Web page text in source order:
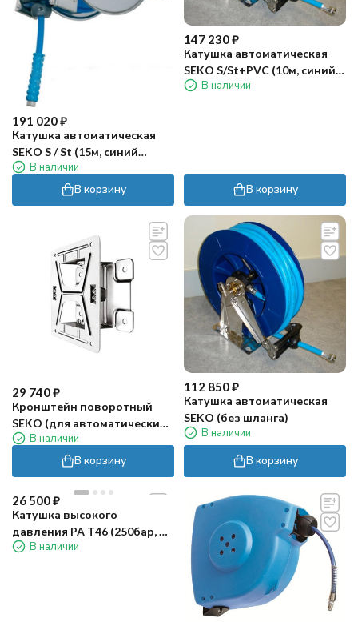
191 020₽
Катушка автоматическая
SEKO S / St (15м, синий
шланг)
В наличии
В корзину
147 230₽
Катушка автоматическая
SEKO S/St+PVC (10м, синий
шланг)
В наличии
В корзину
29 740₽
Кронштейн поворотный
SEKO (для автоматических
катушек)
В наличии
В корзину
112 850₽
Катушка автоматическая
SEKO (без шланга)
В наличии
В корзину
26 500₽
Катушка высокого
давления PA T46 (250бар, до
40м, пластик/латунь)
В наличии